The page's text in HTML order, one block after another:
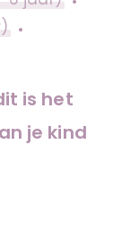
is het
je kind